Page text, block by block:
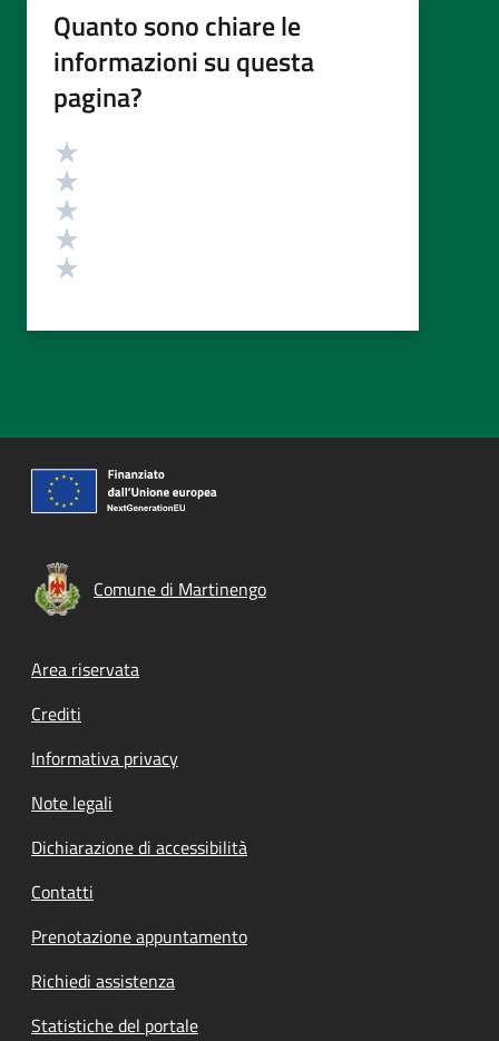
Quanto sono chiare le
informazioni su questa
pagina?
Valutazione
Comune di Martinengo
Footer menu
Area riservata
Crediti
Informativa privacy
Note legali
Dichiarazione di accessibilità
Contatti
Prenotazione appuntamento
Richiedi assistenza
Statistiche del portale